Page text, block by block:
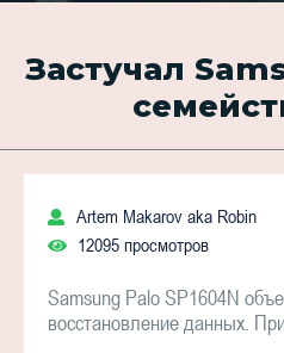
Застучал
Artem Makarov aka Robin
12095 просмотров
Samsung Palo SP1604N
восстановление данных.